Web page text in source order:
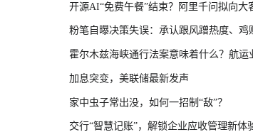
诞生
开源AI“免费午餐”结束？阿里千问拟向大
粉笔自曝决策失误：承认跟风蹭热度、鸡
霍尔木兹海峡通行法案意味着什么？航运
加息突变，美联储最新发声
家中虫子常出没，如何一招制“敌”？
交行“智慧记账”，解锁企业应收管理新体